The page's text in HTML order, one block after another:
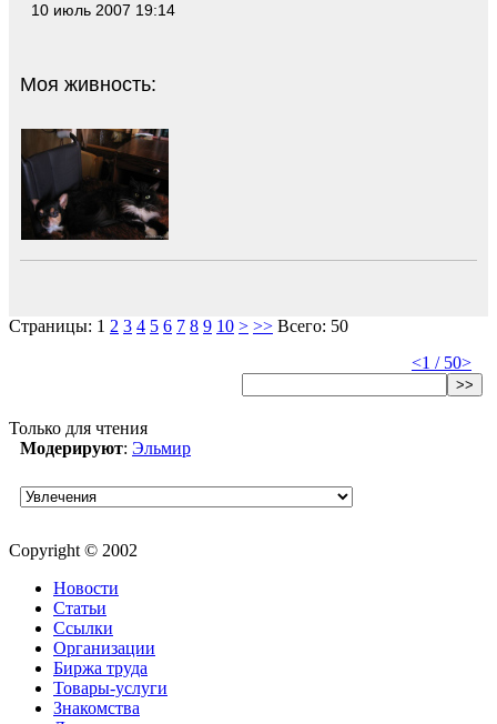
10 июль 2007 19:14
Моя живность:
Страницы: 1 2 3 4 5 6 7 8 9 10 > >> Всего: 50
<1 / 50>
>>
Только для чтения
Модерируют: Эльмир
Copyright © 2002
Новости
Статьи
Ссылки
Организации
Биржа труда
Товары-услуги
Знакомства